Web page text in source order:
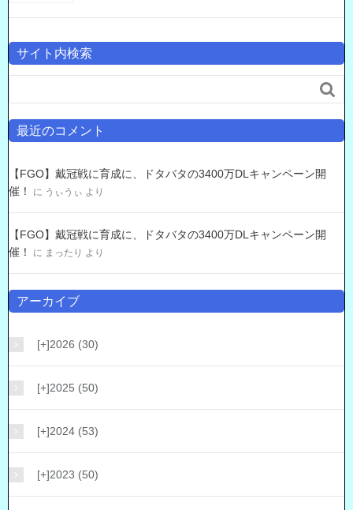
サイト内検索

最近のコメント
【FGO】戴冠戦に育成に、ドタバタの3400万DLキャンペーン開
催！
に うぃうぃ より
【FGO】戴冠戦に育成に、ドタバタの3400万DLキャンペーン開
催！
に まったり より
アーカイブ
[+]2026 (30)
[+]2025 (50)
[+]2024 (53)
[+]2023 (50)